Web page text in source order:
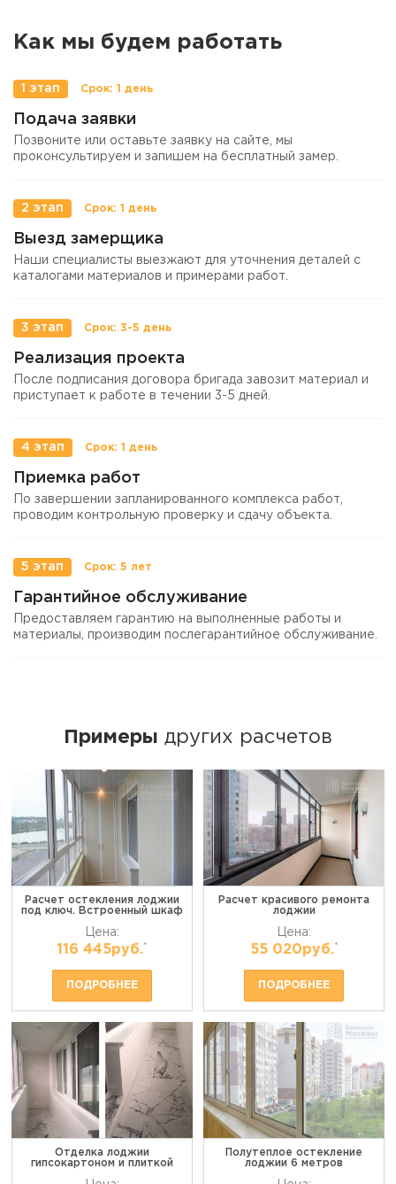
Как мы будем работать
1 этап
Подача заявки
Позвоните или оставьте заявку на сайте, мы
проконсультируем и запишем на бесплатный замер.
2 этап
Выезд замерщика
Наши специалисты выезжают для уточнения деталей с
каталогами материалов и примерами работ.
3 этап
Реализация проекта
После подписания договора бригада завозит материал и
приступает к работе в течении 3-5 дней.
4 этап
Приемка работ
По завершении запланированного комплекса работ,
проводим контрольную проверку и сдачу объекта.
5 этап
Гарантийное обслуживание
Предоставляем гарантию на выполненные работы и
материалы, производим послегарантийное обслуживание.
Примеры других расчетов
Расчет остекления лоджии
под ключ. Встроенный шкаф
Цена:
116 445руб.*
ПОДРОБНЕЕ
Расчет красивого ремонта
лоджии
Цена:
55 020руб.*
ПОДРОБНЕЕ
Отделка лоджии
гипсокартоном и плиткой
Полутеплое остекление
лоджии 6 метров